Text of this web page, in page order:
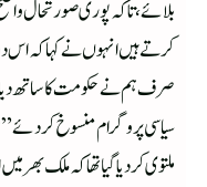
بلائے،تاکہ پوری صورتحال
کرتے ہیں انہوں نے کہا کہ اس
صرف ہم نے حکومت کا ساتھ دیا
سیاسی پروگرام منسوخ کر دئے”
ملتوی کر دیا گیا تھا کہ ملک بھر